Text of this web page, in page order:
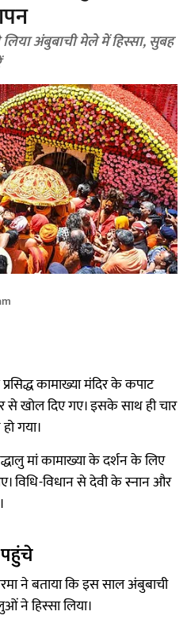
अंबुबाची मेले में हिस्सा, सुबह
कामाख्या मंदिर के कपाट
से खोल दिए गए। इसके साथ ही चार
गया।
मां कामाख्या के दर्शन के लिए
विधि-विधान से देवी के स्नान और
पहुंचे
ने बताया कि इस साल अंबुबाची
ने हिस्सा लिया।